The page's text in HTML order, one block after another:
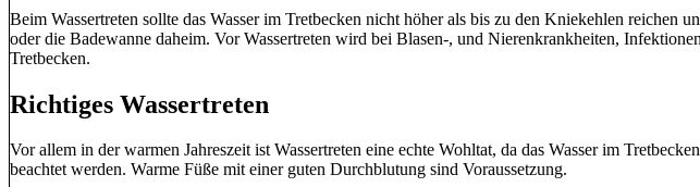
Beim Wassertreten sollte das Wasser im Tretbecken nicht höher als bis zu den Kniekehlen
oder die Badewanne daheim. Vor Wassertreten wird bei Blasen-, und Nierenkrankheiten,
Tretbecken.
Richtiges Wassertreten
Vor allem in der warmen Jahreszeit ist Wassertreten eine echte Wohltat, da das Wasser im
beachtet werden. Warme Füße mit einer guten Durchblutung sind Voraussetzung.